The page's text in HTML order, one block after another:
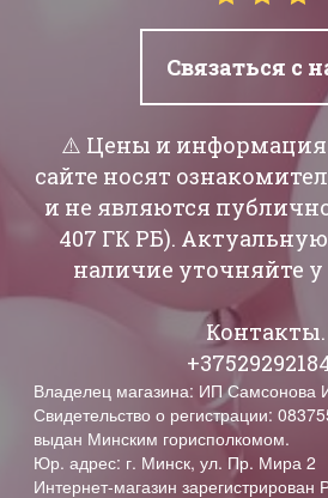
Связаться с
⚠️ Цены и информация
сайте носят
и не являются
407 ГК РБ).
наличие уточняйте
Контакты.
Владелец магазина: ИП Самсонова
Свидетельство о регистрации:
выдан Минским горисполкомом.
Юр. адрес: г. Минск, ул. Пр. Мира 2
Интернет-магазин зарегистрирован